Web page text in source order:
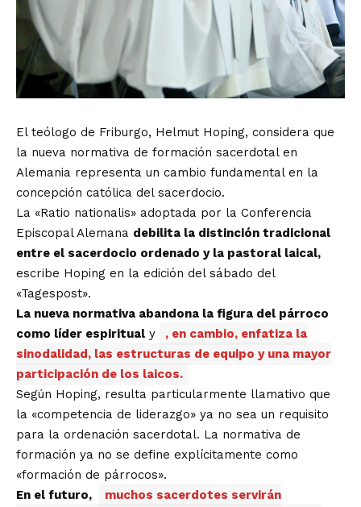
El teólogo de Friburgo, Helmut Hoping, considera que
la nueva normativa de formación sacerdotal en
Alemania representa un cambio fundamental en la
concepción católica del sacerdocio.
La «Ratio nationalis» adoptada por la Conferencia
Episcopal Alemana debilita la distinción tradicional
entre el sacerdocio ordenado y la pastoral laical,
escribe Hoping en la edición del sábado del
«Tagespost».
La nueva normativa abandona la figura del párroco
como líder espiritual y
, en cambio, enfatiza la
sinodalidad, las estructuras de equipo y una mayor
participación de los laicos.
Según Hoping, resulta particularmente llamativo que
la «competencia de liderazgo» ya no sea un requisito
para la ordenación sacerdotal. La normativa de
formación ya no se define explícitamente como
«formación de párrocos».
En el futuro,
muchos sacerdotes servirán